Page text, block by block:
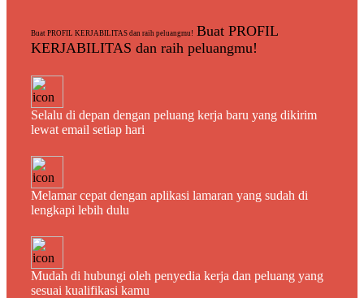
Buat PROFIL KERJABILITAS dan raih peluangmu! Buat PROFIL
KERJABILITAS dan raih peluangmu!
Selalu di depan dengan peluang kerja baru yang dikirim
lewat email setiap hari
Melamar cepat dengan aplikasi lamaran yang sudah di
lengkapi lebih dulu
Mudah di hubungi oleh penyedia kerja dan peluang yang
sesuai kualifikasi kamu